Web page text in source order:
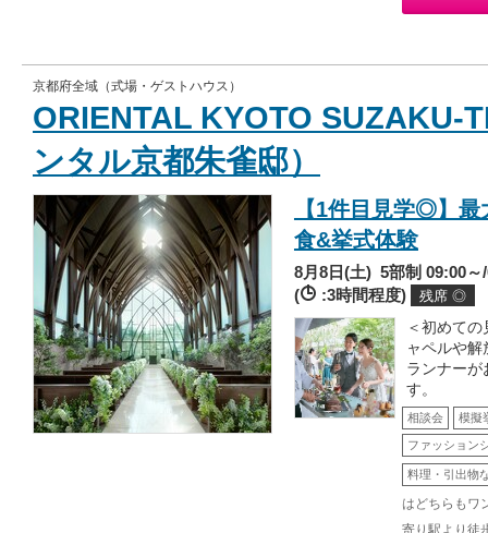
京都府全域（式場・ゲストハウス）
ORIENTAL KYOTO SUZAKU-
ンタル京都朱雀邸）
【1件目見学◎】
食&挙式体験
8月8日(土)5部制 09:00～/
(
:3時間程度) 残席 ◎
＜初めて
ャペルや
ランナーが
す。
相談会 模擬
ファッション
料理・引出物
はどちらもワ
寄り駅より徒